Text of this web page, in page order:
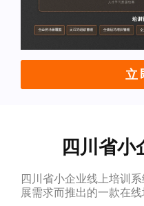
立
四川省小
四川省小企业线上培训
展需求而推出的一款在